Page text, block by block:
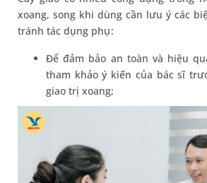
xoang, song khi dùng cần lưu ý các
tránh tác dụng phụ:
Để đảm bảo an toàn và hiệu
tham khảo ý kiến của bác sĩ
giao trị xoang;